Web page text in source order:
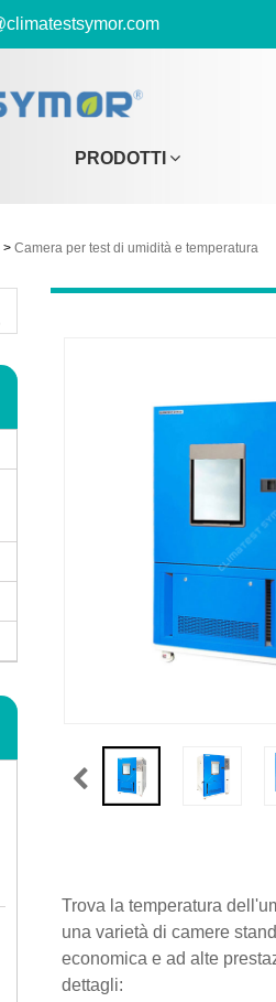
PRODOTTI
> Camera per test di umidità e temperatura
Trova la temperatura
una varietà di camere
economica e ad alte
dettagli: